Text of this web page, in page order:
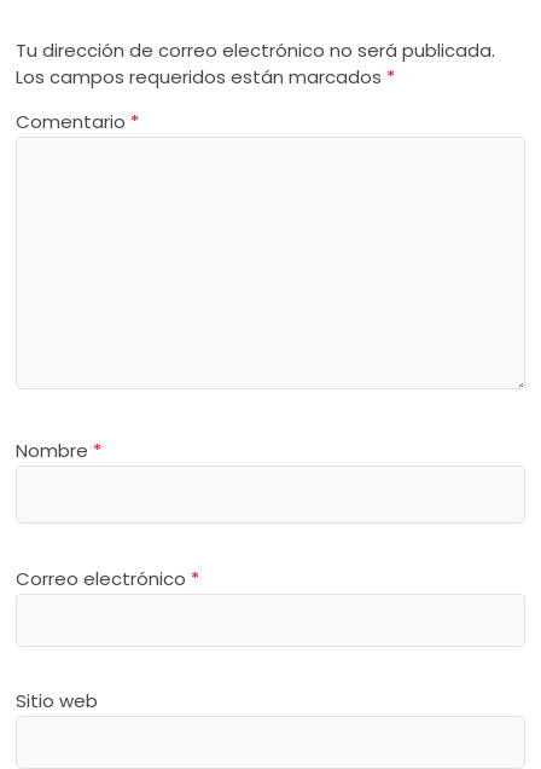
Tu dirección de correo electrónico no será publicada.
Los campos requeridos están marcados *
Comentario *
Nombre *
Correo electrónico *
Sitio web